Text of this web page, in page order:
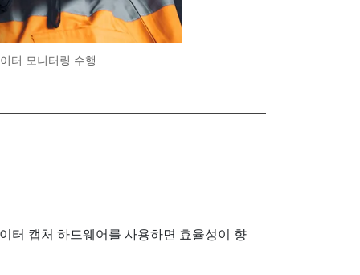
터 모니터링 수행
터 캡처 하드웨어를 사용하면 효율성이 향